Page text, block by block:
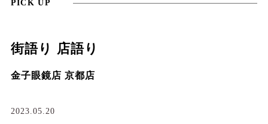
PICK UP
街語り 店語り
金子眼鏡店 京都店
2023.05.20